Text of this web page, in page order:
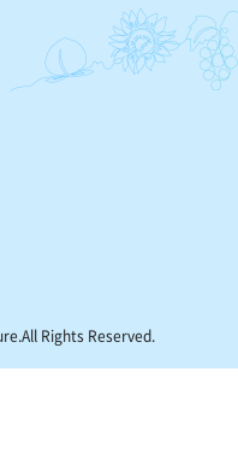
Rights Reserved.